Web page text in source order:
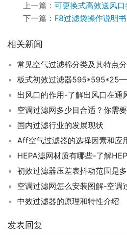
上一篇： 可更换式高效送风
下一篇： F8过滤袋操作说明书
相关新闻
常见空气过滤棉分类及其特点
出风口的作用-了解出风口在通
国内过滤行业的发展现状
Aff空气过滤器的选择因素和应
HEPA滤网材质有哪些-了解
初效过滤器压差表抖动范围是
中效过滤器的原理和特性介绍
发表回复